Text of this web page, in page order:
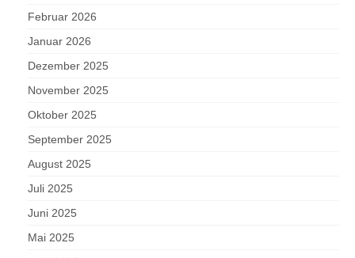
Februar 2026
Januar 2026
Dezember 2025
November 2025
Oktober 2025
September 2025
August 2025
Juli 2025
Juni 2025
Mai 2025